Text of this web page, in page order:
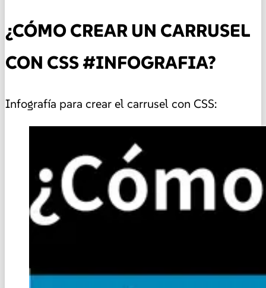
¿CÓMO CREAR UN CARRUSEL
CON CSS #INFOGRAFIA?
Infografía para crear el carrusel con CSS: